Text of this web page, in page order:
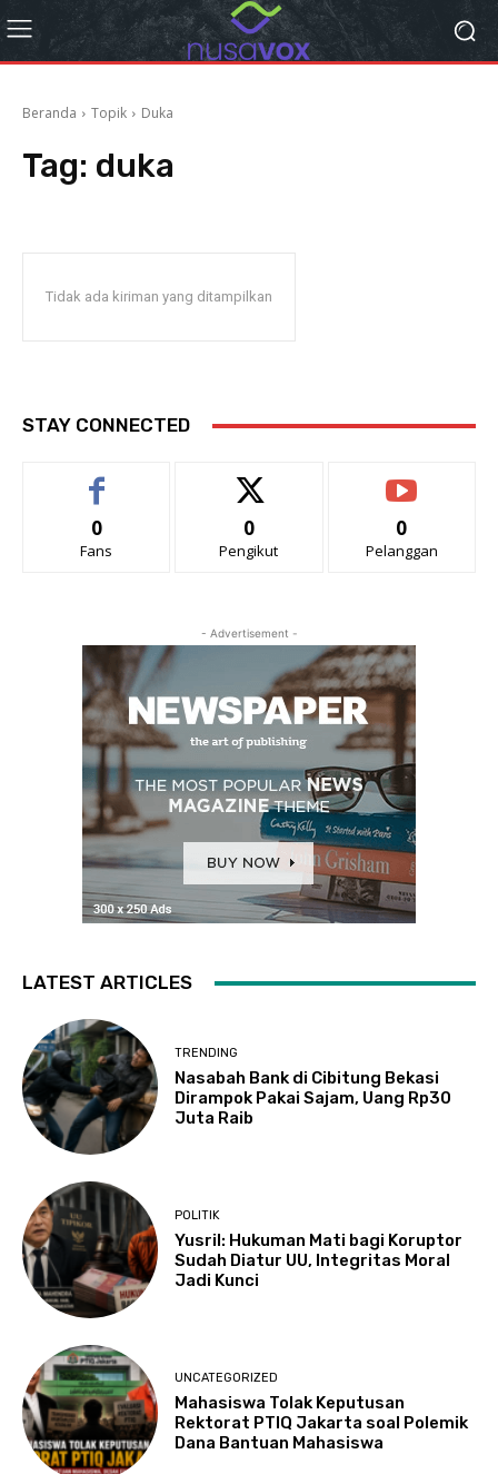
Beranda Topik Duka
Tag: duka
Tidak ada kiriman yang ditampilkan
STAY CONNECTED
0
Fans
0
Pengikut
0
Pelanggan
- Advertisement -
LATEST ARTICLES
TRENDING
Nasabah Bank di Cibitung Bekasi
Dirampok Pakai Sajam, Uang Rp30
Juta Raib
POLITIK
Yusril: Hukuman Mati bagi Koruptor
Sudah Diatur UU, Integritas Moral
Jadi Kunci
UNCATEGORIZED
Mahasiswa Tolak Keputusan
Rektorat PTIQ Jakarta soal Polemik
Dana Bantuan Mahasiswa